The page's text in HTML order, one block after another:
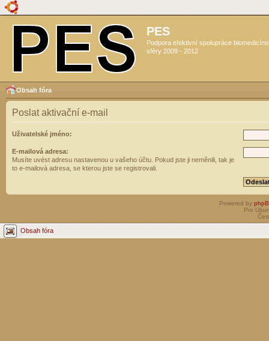
PES
Podpora efektivní spolupráce
sféry 2009 - 2012
Obsah fóra
Poslat aktivační e-mail
Uživatelské jméno:
E-mailová adresa:
Musíte uvést adresu nastavenou u vašeho účtu. Pokud jste ji neměnili, tak je
to e-mailová adresa, se kterou jste se registrovali.
Powered by
Pro
Obsah fóra